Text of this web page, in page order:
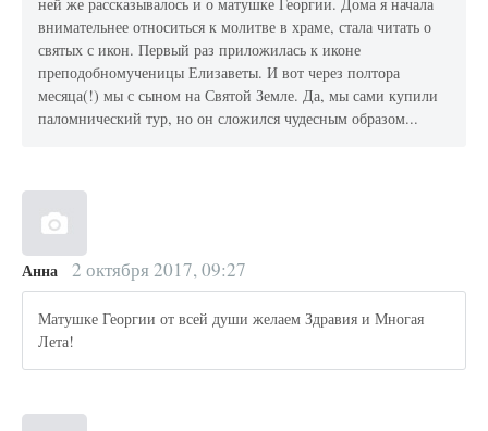
ней же рассказывалось и о матушке Георгии. Дома я начала
внимательнее относиться к молитве в храме, стала читать о
святых с икон. Первый раз приложилась к иконе
преподобномученицы Елизаветы. И вот через полтора
месяца(!) мы с сыном на Святой Земле. Да, мы сами купили
паломнический тур, но он сложился чудесным образом...
Анна 2 октября 2017, 09:27
Матушке Георгии от всей души желаем Здравия и Многая
Лета!